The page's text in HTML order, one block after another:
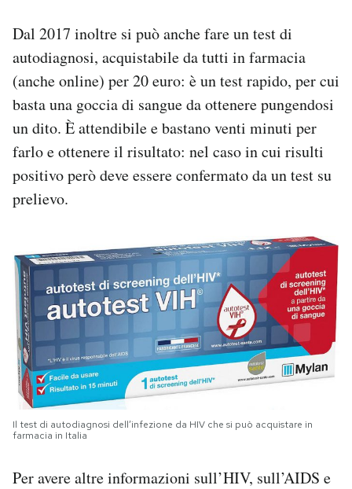
Dal 2017 inoltre si può anche fare un test di
autodiagnosi, acquistabile da tutti in farmacia
(anche online) per 20 euro: è un test rapido, per cui
basta una goccia di sangue da ottenere pungendosi
un dito. È attendibile e bastano venti minuti per
farlo e ottenere il risultato: nel caso in cui risulti
positivo però deve essere confermato da un test su
prelievo.
Il test di autodiagnosi dell’infezione da HIV che si può acquistare in
farmacia in Italia
Per avere altre informazioni sull’HIV, sull’AIDS e